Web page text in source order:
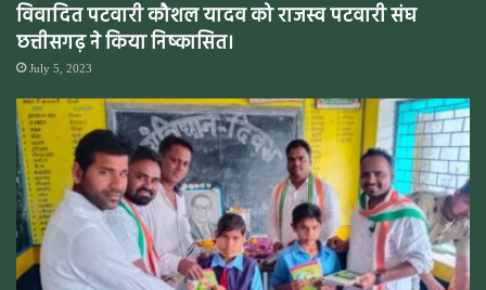
विवादित पटवारी कौशल यादव को राजस्व पटवारी संघ
छत्तीसगढ़ ने किया निष्कासित।
July 5, 2023